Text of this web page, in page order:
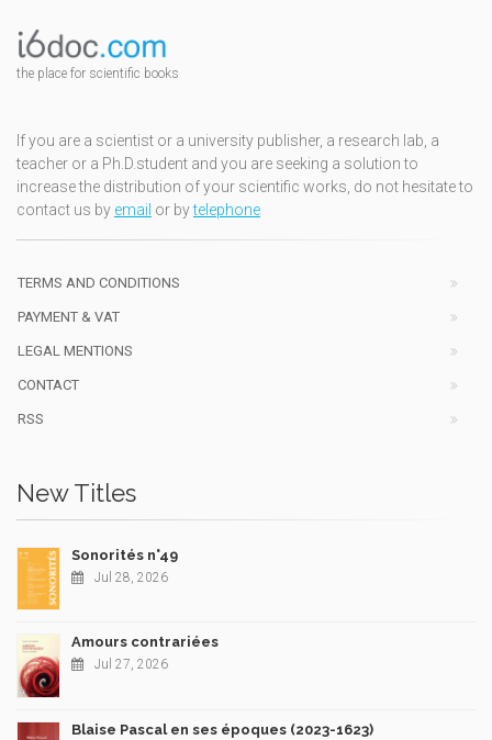
the place for scientific books
If you are a scientist or a university publisher, a research lab, a
teacher or a Ph.D.student and you are seeking a solution to
increase the distribution of your scientific works, do not hesitate to
contact us by email or bytelephone
TERMS AND CONDITIONS
PAYMENT & VAT
LEGAL MENTIONS
CONTACT
RSS
New Titles
Sonorités n°49
Jul 28, 2026
Amours contrariées
Jul 27, 2026
Blaise Pascal en ses époques (2023-1623)